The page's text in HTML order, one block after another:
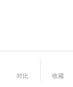
对比 收藏